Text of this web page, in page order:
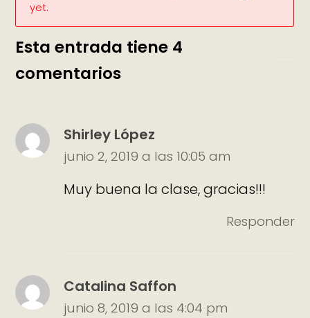
yet.
Esta entrada tiene 4
comentarios
Shirley López
junio 2, 2019 a las 10:05 am
Muy buena la clase, gracias!!!
Responder
Catalina Saffon
junio 8, 2019 a las 4:04 pm